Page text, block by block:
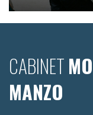
CABINET
MANZO